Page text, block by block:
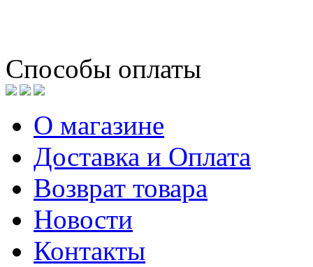
Способы оплаты
О магазине
Доставка и Оплата
Возврат товара
Новости
Контакты